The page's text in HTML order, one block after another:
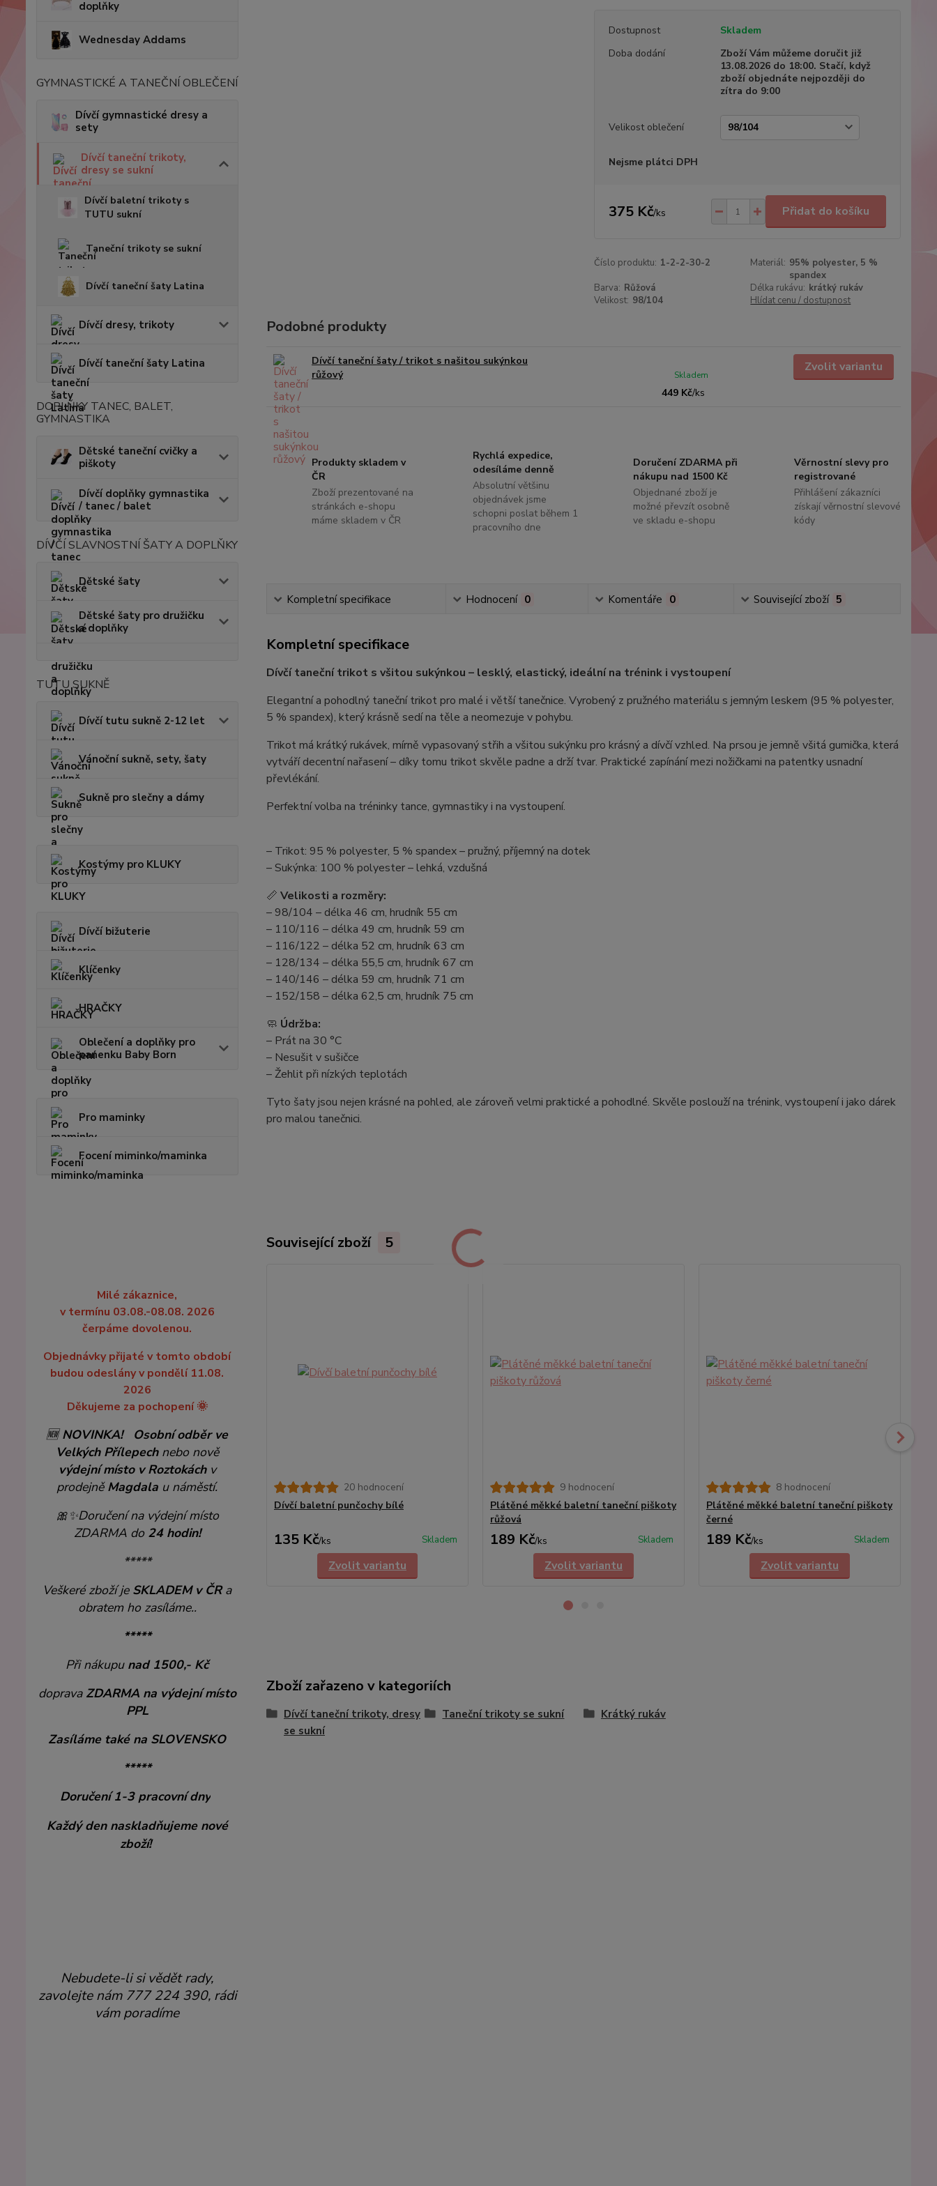
doplňky
Wednesday Addams
GYMNASTICKÉ A TANEČNÍ OBLEČENÍ
Dívčí gymnastické dresy a
sety
Dívčí taneční trikoty,
dresy se sukní
Dívčí baletní trikoty s
TUTU sukní
Taneční trikoty se sukní
Dívčí taneční šaty Latina
Dívčí dresy, trikoty
Dívčí taneční šaty Latina
DOPLŇKY TANEC, BALET,
GYMNASTIKA
Dětské taneční cvičky a
piškoty
Dívčí doplňky gymnastika
/ tanec / balet
DÍVČÍ SLAVNOSTNÍ ŠATY A DOPLŇKY
Dětské šaty
Dětské šaty pro družičku
a doplňky
TUTU SUKNĚ
Dívčí tutu sukně 2-12 let
Vánoční sukně, sety, šaty
Sukně pro slečny a dámy
Kostýmy pro KLUKY
Dívčí bižuterie
Klíčenky
HRAČKY
Oblečení a doplňky pro
panenku Baby Born
Pro maminky
Focení miminko/maminka
Milé zákaznice,
v termínu 03.08.-08.08. 2026
čerpáme dovolenou.
Objednávky přijaté v tomto období
budou odeslány v pondělí 11.08.
2026
Děkujeme za pochopení 🌞
🆕NOVINKA!
Osobní odběr ve
Velkých Přílepechnebo nově
výdejní místo v Roztokáchv
prodejněMagdala u náměstí.
🎀✨Doručení na výdejní místo
ZDARMA do 24 hodin!
*****
Veškeré zboží je SKLADEM v ČRa
obratem ho zasíláme..
*****
Při nákupu nad 1500,- Kč
doprava ZDARMA na výdejní místo
PPL
Zasíláme také na SLOVENSKO
*****
Doručení 1-3 pracovní dny
Každý den naskladňujeme nové
zboží!
Nebudete-li si vědět rady,
zavolejte nám 777 224 390, rádi
vám poradíme
Dostupnost
Skladem
Doba dodání
Zboží Vám můžeme doručit již
13.08.2026 do 18:00. Stačí, když
zboží objednáte nejpozději do
zítra do 9:00
Velikost oblečení
Nejsme plátci DPH
375 Kč/ks Přidat do košíku
Číslo produktu: 1-2-2-30-2 Materiál: 95% polyester, 5 %
spandex
Barva: Růžová Délka rukávu: krátký rukáv
Velikost: 98/104 Hlídat cenu / dostupnost
Podobné produkty
Dívčí taneční šaty / trikot s našitou sukýnkou
růžový
449 Kč/ks
Skladem
Zvolit variantu
Produkty skladem v
ČR
Zboží prezentované na
stránkách e-shopu
máme skladem v ČR
Rychlá expedice,
odesíláme denně
Absolutní většinu
objednávek jsme
schopni poslat během 1
pracovního dne
Doručení ZDARMA při
nákupu nad 1500 Kč
Objednané zboží je
možné převzít osobně
ve skladu e-shopu
Věrnostní slevy pro
registrované
Přihlášení zákazníci
získají věrnostní slevové
kódy
Kompletní specifikace Hodnocení 0 Komentáře 0 Související zboží 5
Kompletní specifikace
Dívčí taneční trikot s všitou sukýnkou – lesklý, elastický, ideální na trénink i vystoupení
Elegantní a pohodlný taneční trikot pro malé i větší tanečnice. Vyrobený z pružného materiálu s jemným leskem (95 % polyester,
5 % spandex), který krásně sedí na těle a neomezuje v pohybu.
Trikot má krátký rukávek, mírně vypasovaný střih a všitou sukýnku pro krásný a dívčí vzhled. Na prsou je jemně všitá gumička, která
vytváří decentní nařasení – díky tomu trikot skvěle padne a drží tvar. Praktické zapínání mezi nožičkami na patentky usnadní
převlékání.
Perfektní volba na tréninky tance, gymnastiky i na vystoupení.
– Trikot: 95 % polyester, 5 % spandex – pružný, příjemný na dotek
– Sukýnka: 100 % polyester – lehká, vzdušná
📏 Velikosti a rozměry:
– 98/104 – délka 46 cm, hrudník 55 cm
– 110/116 – délka 49 cm, hrudník 59 cm
– 116/122 – délka 52 cm, hrudník 63 cm
– 128/134 – délka 55,5 cm, hrudník 67 cm
– 140/146 – délka 59 cm, hrudník 71 cm
– 152/158 – délka 62,5 cm, hrudník 75 cm
🧼 Údržba:
– Prát na 30 °C
– Nesušit v sušičce
– Žehlit při nízkých teplotách
Tyto šaty jsou nejen krásné na pohled, ale zároveň velmi praktické a pohodlné. Skvěle poslouží na trénink, vystoupení i jako dárek
pro malou tanečnici.
Související zboží 5
20 hodnocení
Dívčí baletní punčochy bílé
135 Kč/ks Skladem
Zvolit variantu
9 hodnocení
Plátěné měkké baletní taneční piškoty
růžová
189 Kč/ks Skladem
Zvolit variantu
8 hodnocení
Plátěné měkké baletní taneční piškoty
černé
189 Kč/ks Skladem
Zvolit variantu
Zboží zařazeno v kategoriích
Dívčí taneční trikoty, dresy
se sukní
Taneční trikoty se sukní Krátký rukáv